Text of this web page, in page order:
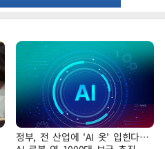
정부, 전 산업에 'AI 옷' 입힌다…